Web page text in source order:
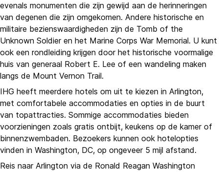
evenals monumenten die zijn gewijd aan de herinneringen
van degenen die zijn omgekomen. Andere historische en
militaire bezienswaardigheden zijn de Tomb of the
Unknown Soldier en het Marine Corps War Memorial. U kunt
ook een rondleiding krijgen door het historische voormalige
huis van generaal Robert E. Lee of een wandeling maken
langs de Mount Vernon Trail.
IHG heeft meerdere hotels om uit te kiezen in Arlington,
met comfortabele accommodaties en opties in de buurt
van topattracties. Sommige accommodaties bieden
voorzieningen zoals gratis ontbijt, keukens op de kamer of
binnenzwembaden. Bezoekers kunnen ook hotelopties
vinden in Washington, DC, op ongeveer 5 mijl afstand.
Reis naar Arlington via de Ronald Reagan Washington